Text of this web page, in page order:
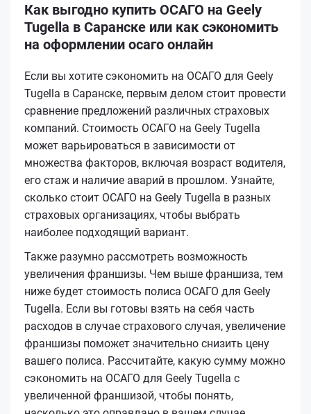
Как выгодно купить ОСАГО на Geely
Tugella в Саранске или как сэкономить
на оформлении осаго онлайн
Если вы хотите сэкономить на ОСАГО для Geely
Tugella в Саранске, первым делом стоит провести
сравнение предложений различных страховых
компаний. Стоимость ОСАГО на Geely Tugella
может варьироваться в зависимости от
множества факторов, включая возраст водителя,
его стаж и наличие аварий в прошлом. Узнайте,
сколько стоит ОСАГО на Geely Tugella в разных
страховых организациях, чтобы выбрать
наиболее подходящий вариант.
Также разумно рассмотреть возможность
увеличения франшизы. Чем выше франшиза, тем
ниже будет стоимость полиса ОСАГО для Geely
Tugella. Если вы готовы взять на себя часть
расходов в случае страхового случая, увеличение
франшизы поможет значительно снизить цену
вашего полиса. Рассчитайте, какую сумму можно
сэкономить на ОСАГО для Geely Tugella с
увеличенной франшизой, чтобы понять,